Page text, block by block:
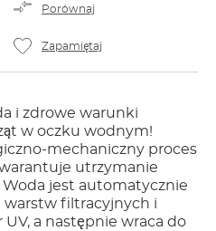
Porównaj
Zapamiętaj
i zdrowe warunki
w oczku wodnym!
mechaniczny proces
utrzymanie
jest automatycznie
warstw filtracyjnych i
a następnie wraca do